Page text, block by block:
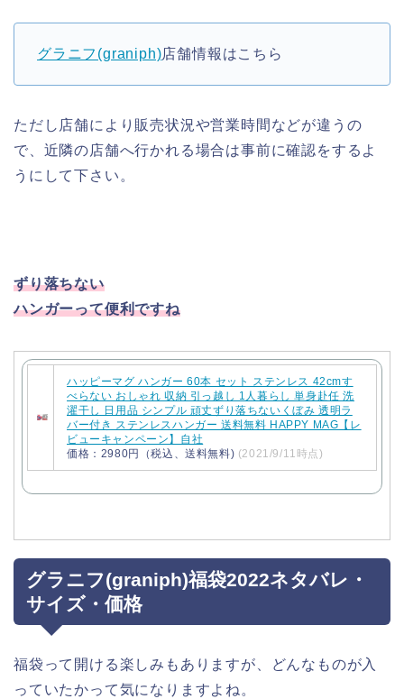
グラニフ(graniph)店舗情報はこちら
ただし店舗により販売状況や営業時間などが違うの
で、近隣の店舗へ行かれる場合は事前に確認をするよ
うにして下さい。
ずり落ちない
ハンガーって便利ですね
ハッピーマグ ハンガー 60本 セット ステンレス 42cmす
べらない おしゃれ 収納 引っ越し 1人暮らし 単身赴任 洗
濯干し 日用品 シンプル 頑丈ずり落ちないくぼみ 透明ラ
バー付き ステンレスハンガー 送料無料 HAPPY MAG【レ
ビューキャンペーン】自社
価格：2980円（税込、送料無料) (2021/9/11時点)
グラニフ(graniph)福袋2022ネタバレ・
サイズ・価格
福袋って開ける楽しみもありますが、どんなものが入
っていたかって気になりますよね。